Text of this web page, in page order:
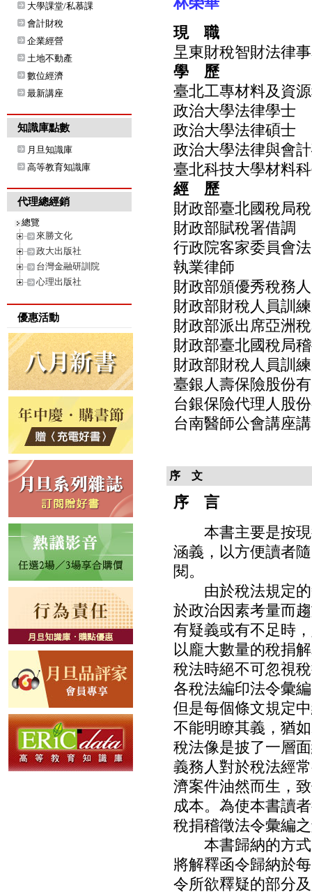
大學課堂/私慕課
會計財稅
企業經營
土地不動產
數位經濟
最新講座
知識庫點數
月旦知識庫
高等教育知識庫
代理總經銷
總覽
來勝文化
政大出版社
台灣金融研訓院
心理出版社
優惠活動
現 職
圼東財稅智財法律
學 歷
臺北工專材料及資
政治大學法律學士
政治大學法律碩士
政治大學法律與會
臺北科技大學材料
經 歷
財政部臺北國稅局
財政部賦稅署借調
行政院客家委員會
執業律師
財政部頒優秀稅務
財政部財稅人員訓
財政部派出席亞洲
財政部臺北國稅局
財政部財稅人員訓
臺銀人壽保險股份
台銀保險代理人股
台南醫師公會講座
序 文
序 言
本書主要是按現
涵義，以方便讀者
閱。
由於稅法規定的
於政治因素考量而
有疑義或有不足時
以龐大數量的稅捐
稅法時絕不可忽視
各稅法編印法令彙
但是每個條文規定
不能明瞭其義，猶
稅法像是披了一層
義務人對於稅法經
濟案件油然而生，
成本。為使本書讀
稅捐稽徵法令彙編
本書歸納的方式
將解釋函令歸納於
令所欲釋疑的部分